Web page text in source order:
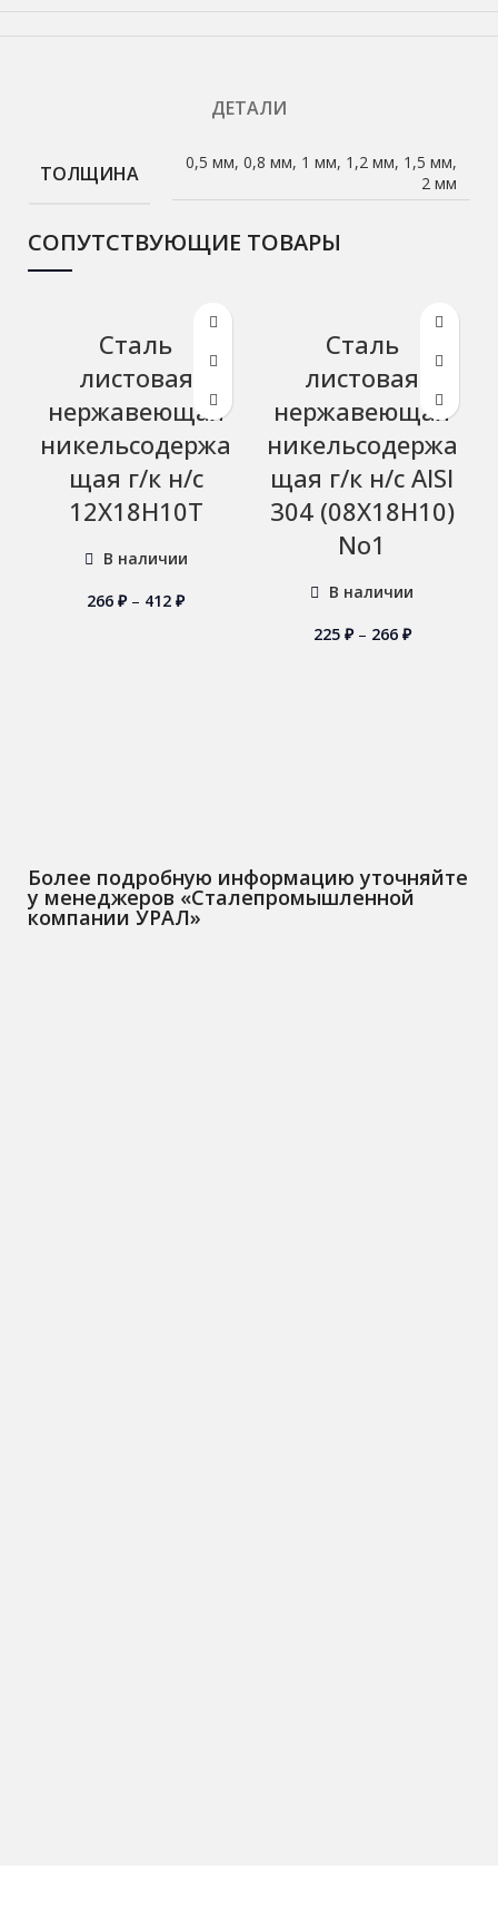
ДЕТАЛИ
ТОЛЩИНА
0,5 мм, 0,8 мм, 1 мм, 1,2 мм, 1,5 мм,
2 мм
СОПУТСТВУЮЩИЕ ТОВАРЫ
Сталь
листовая
нержавеющая
никельсодержа
щая г/к н/с
12Х18Н10Т
В наличии
266 ₽ – 412 ₽
Сталь
листовая
нержавеющая
никельсодержа
щая г/к н/с AISI
304 (08Х18Н10)
No1
В наличии
225 ₽ – 266 ₽
Более подробную информацию уточняйте
у менеджеров «Сталепромышленной
компании УРАЛ»